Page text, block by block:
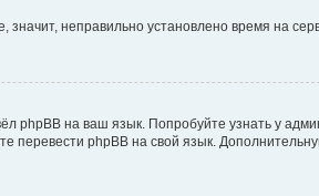
неправильно установлено время на
phpBB на ваш язык. Попробуйте узнать у
перевести phpBB на свой язык.